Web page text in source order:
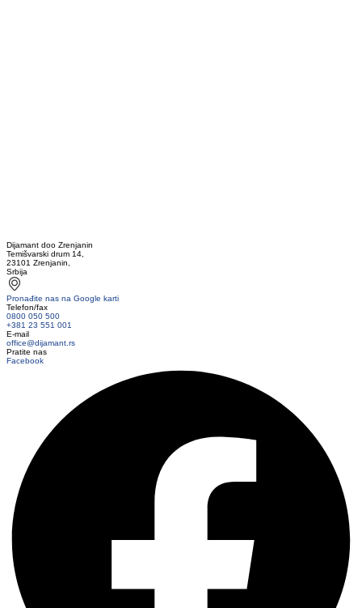
Dijamant doo Zrenjanin
Temišvarski drum 14,
23101 Zrenjanin,
Srbija
Pronađite nas na Google karti
Telefon/fax
0800 050 500
+381 23 551 001
E-mail
office@dijamant.rs
Pratite nas
Facebook